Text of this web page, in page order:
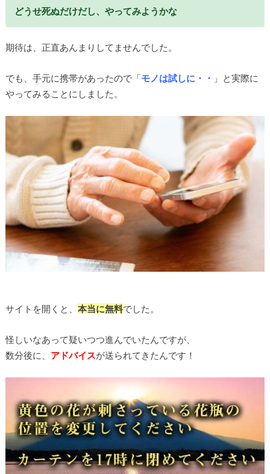
どうせ死ぬだけだし、やってみようかな
期待は、正直あんまりしてませんでした。
でも、手元に携帯があったので「モノは試しに・・ 」と実際に
やってみることにしました。
サイトを開くと、 本当に無料でした。
怪しいなあって疑いつつ進んでいたんですが、
数分後に、 アドバイスが送られてきたんです！